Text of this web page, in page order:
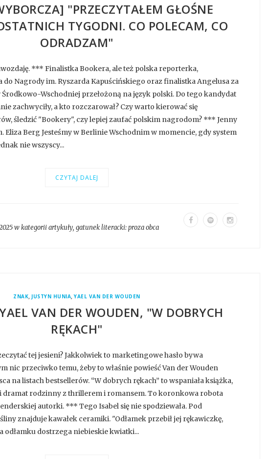
"PRZECZYTAŁEM GŁOŚNE
TYGODNI. CO POLECAM, CO
ODRADZAM"
*** Finalistka Bookera, ale też polska reporterka,
Nagrody im. Ryszarda Kapuścińskiego oraz finalistka Angelusa za
Wschodniej przełożoną na język polski. Do tego kandydat
zachwyciły, a kto rozczarował? Czy warto kierować się
śledzić "Bookery", czy lepiej zaufać polskim nagrodom? *** Jenny
Eliza Berg Jesteśmy w Berlinie Wschodnim w momencie, gdy system
nie wszyscy...
CZYTAJ DALEJ
w kategoriiartykuły, gatunek literacki:proza obca
ZNAK, JUSTYN HUNIA,YAEL VAN DER WOUDEN
VAN DER WOUDEN, "W DOBRYCH
RĘKACH"
tej jesieni? Jakkolwiek to marketingowe hasło bywa
nic przeciwko temu, żeby to właśnie powieść Van der Wouden
na listach bestsellerów. “W dobrych rękach” to wspaniała książka,
dramat rodzinny z thrillerem i romansem. To koronkowa robota
autorki. *** Tego Isabel się nie spodziewała. Pod
znajduje kawałek ceramiki. "Odłamek przebił jej rękawiczkę,
odłamku dostrzega niebieskie kwiatki...